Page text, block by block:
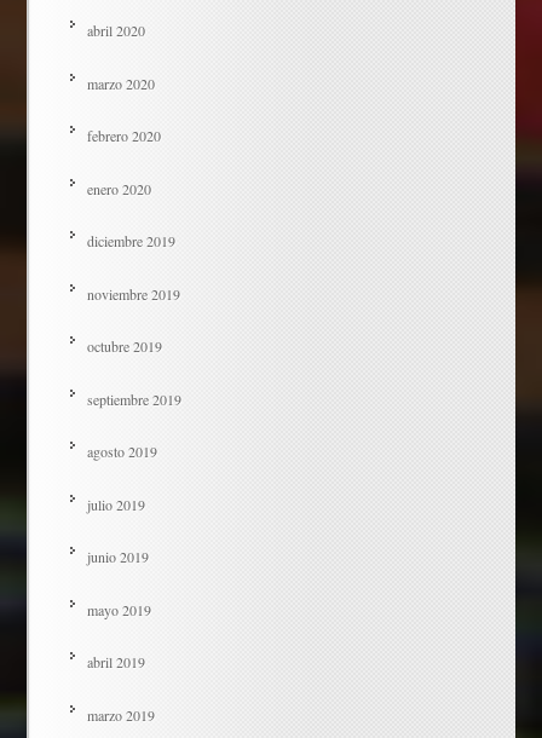
abril 2020
marzo 2020
febrero 2020
enero 2020
diciembre 2019
noviembre 2019
octubre 2019
septiembre 2019
agosto 2019
julio 2019
junio 2019
mayo 2019
abril 2019
marzo 2019